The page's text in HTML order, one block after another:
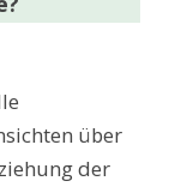
über
der